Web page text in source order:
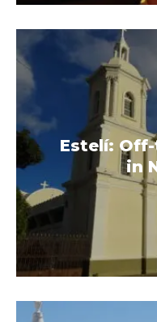
Estelí:
in